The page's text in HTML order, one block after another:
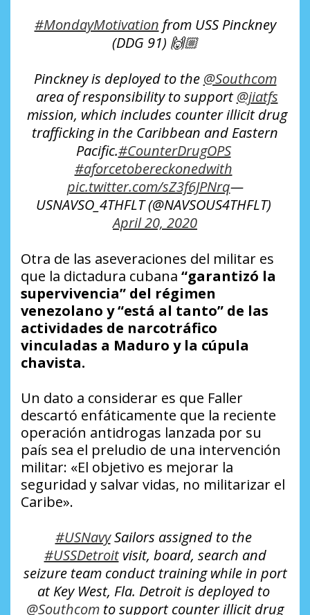
#MondayMotivation from USS Pinckney
(DDG 91) 🙌🏼
Pinckney is deployed to the @Southcom
area of responsibility to support@jiatfs
mission, which includes counter illicit drug
trafficking in the Caribbean and Eastern
Pacific.#CounterDrugOPS
#aforcetobereckonedwith
pic.twitter.com/sZ3f6JPNrq—
USNAVSO_4THFLT (@NAVSOUS4THFLT)
April 20, 2020
Otra de las aseveraciones del militar es
que la dictadura cubana “garantizó la
supervivencia” del régimen
venezolano y “está al tanto” de las
actividades de narcotráfico
vinculadas a Maduro y la cúpula
chavista.
Un dato a considerar es que Faller
descartó enfáticamente que la reciente
operación antidrogas lanzada por su
país sea el preludio de una intervención
militar: «El objetivo es mejorar la
seguridad y salvar vidas, no militarizar el
Caribe».
#USNavySailors assigned to the
#USSDetroitvisit, board, search and
seizure team conduct training while in port
at Key West, Fla. Detroit is deployed to
@Southcom to support counter illicit drug